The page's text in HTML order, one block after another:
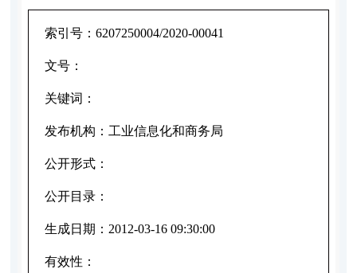
索引号： 6207250004/2020-00041
文号：
关键词：
发布机构： 工业信息化和商务局
公开形式：
公开目录：
生成日期： 2012-03-16 09:30:00
有效性：